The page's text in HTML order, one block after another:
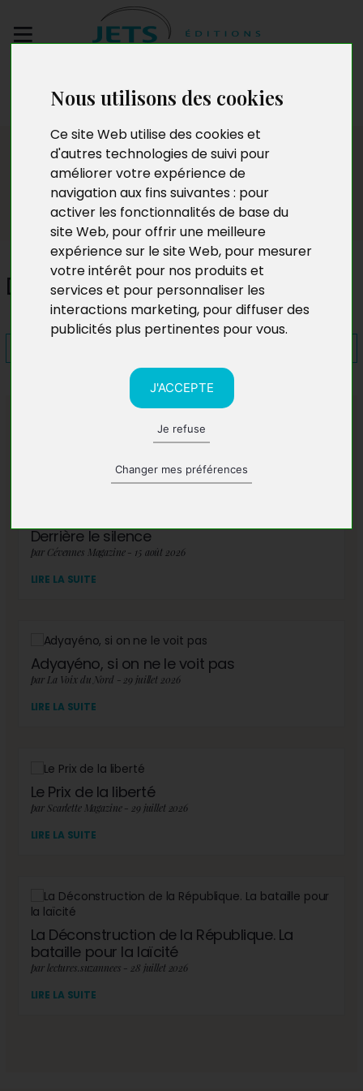
Nous utilisons des cookies
Ce site Web utilise des cookies et
d'autres technologies de suivi pour
améliorer votre expérience de
navigation aux fins suivantes : pour
activer les fonctionnalités de base du
site Web, pour offrir une meilleure
expérience sur le site Web, pour mesurer
votre intérêt pour nos produits et
services et pour personnaliser les
interactions marketing, pour diffuser des
publicités plus pertinentes pour vous.
J'ACCEPTE
Je refuse
Changer mes préférences
manuscrit
Presse
Double chance
A lire également
Derrière le silence
par Cévennes Magazine - 15 août 2026
LIRE LA SUITE
Adyayéno, si on ne le voit pas
par La Voix du Nord - 29 juillet 2026
LIRE LA SUITE
Le Prix de la liberté
par Scarlette Magazine - 29 juillet 2026
LIRE LA SUITE
La Déconstruction de la République. La
bataille pour la laïcité
par lectures.suzannees - 28 juillet 2026
LIRE LA SUITE